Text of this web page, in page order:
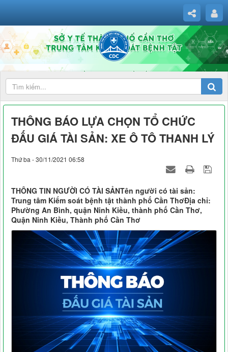
THÔNG BÁO LỰA CHỌN TỔ CHỨC
ĐẤU GIÁ TÀI SẢN: XE Ô TÔ THANH LÝ
Thứ ba - 30/11/2021 06:58
THÔNG TIN NGƯỜI CÓ TÀI SẢNTên người có tài sản:
Trung tâm Kiểm soát bệnh tật thành phố Cần ThơĐịa chỉ:
Phường An Bình, quận Ninh Kiều, thành phố Cần Thơ,
Quận Ninh Kiều, Thành phố Cần Thơ